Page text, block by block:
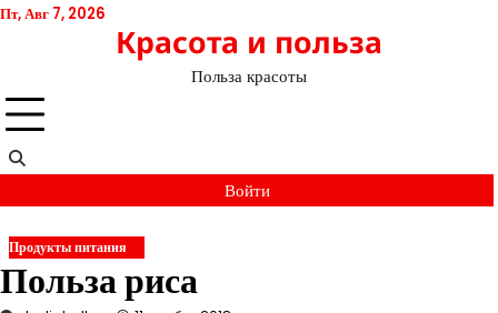
Перейти
Пт, Авг 7, 2026
Красота и польза
Польза красоты
Войти
Продукты питания
Польза риса